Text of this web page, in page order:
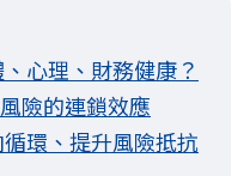
心理、財務健康？
險的連鎖效應
環、提升風險抵抗